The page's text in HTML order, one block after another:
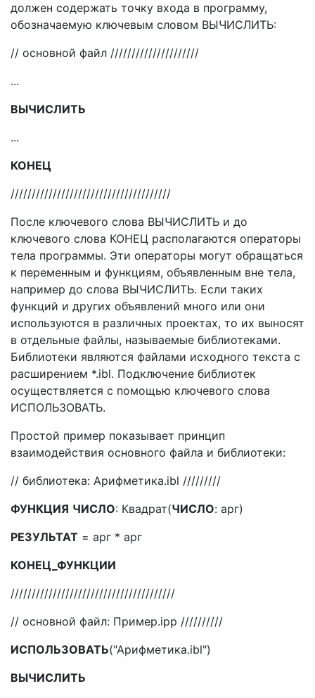
должен содержать точку входа в программу,
обозначаемую ключевым словом ВЫЧИСЛИТЬ:
// основной файл /////////////////////
...
ВЫЧИСЛИТЬ
...
КОНЕЦ
//////////////////////////////////////
После ключевого слова ВЫЧИСЛИТЬ и до
ключевого слова КОНЕЦ располагаются операторы
тела программы. Эти операторы могут обращаться
к переменным и функциям, объявленным вне тела,
например до слова ВЫЧИСЛИТЬ. Если таких
функций и других объявлений много или они
используются в различных проектах, то их выносят
в отдельные файлы, называемые библиотеками.
Библиотеки являются файлами исходного текста с
расширением *.ibl. Подключение библиотек
осуществляется с помощью ключевого слова
ИСПОЛЬЗОВАТЬ.
Простой пример показывает принцип
взаимодействия основного файла и библиотеки:
// библиотека: Арифметика.ibl /////////
ФУНКЦИЯ ЧИСЛО: Квадрат(ЧИСЛО: арг)
РЕЗУЛЬТАТ = арг * арг
КОНЕЦ_ФУНКЦИИ
///////////////////////////////////////
// основной файл: Пример.ipp //////////
ИСПОЛЬЗОВАТЬ("Арифметика.ibl")
ВЫЧИСЛИТЬ